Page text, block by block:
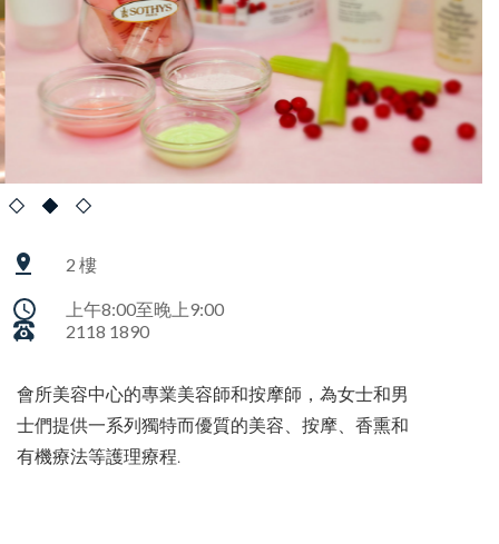
2 樓
上午8:00至晚上9:00
2118 1890
會所美容中心的專業美容師和按摩師，為女士和男
士們提供一系列獨特而優質的美容、按摩、香熏和
有機療法等護理療程.